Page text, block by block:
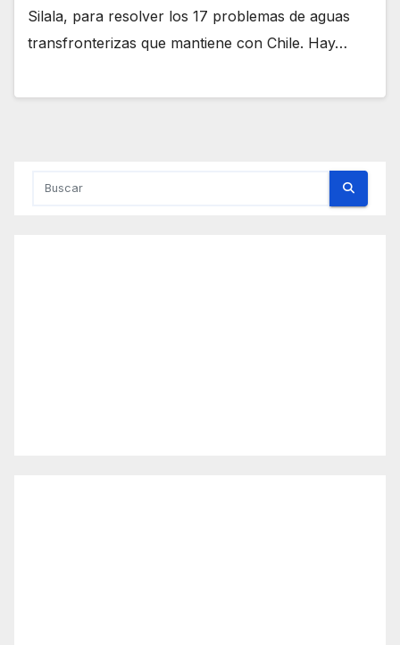
Silala, para resolver los 17 problemas de aguas
transfronterizas que mantiene con Chile. Hay…